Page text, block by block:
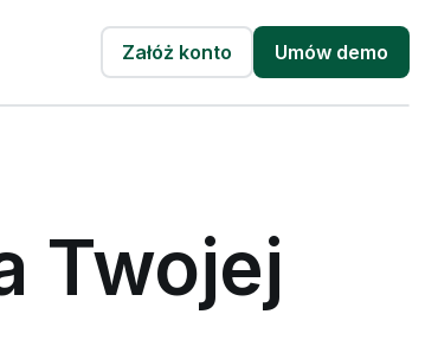
Załóż konto Umów demo
Twojej